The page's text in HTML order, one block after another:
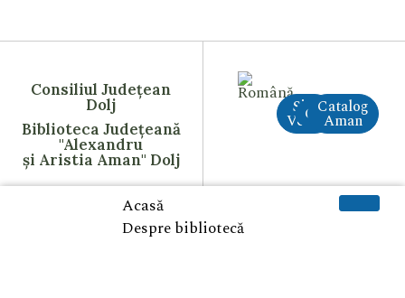
Consiliul Județean
Dolj
Biblioteca Județeană
"Alexandru
și Aristia Aman" Dolj
Site
VechiCreAI
Catalog
Aman
Acasă
Despre bibliotecă